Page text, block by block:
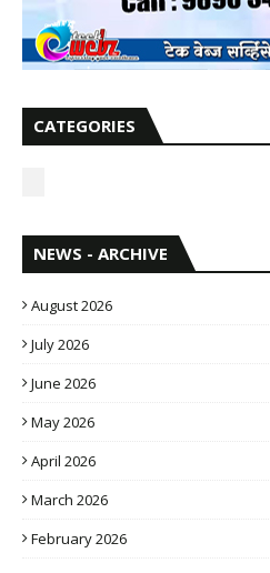
CATEGORIES
NEWS - ARCHIVE
August 2026
July 2026
June 2026
May 2026
April 2026
March 2026
February 2026